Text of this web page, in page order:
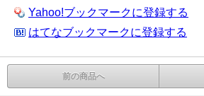
Yahoo!ブックマークに登録する
はてなブックマークに登録する
前の商品へ